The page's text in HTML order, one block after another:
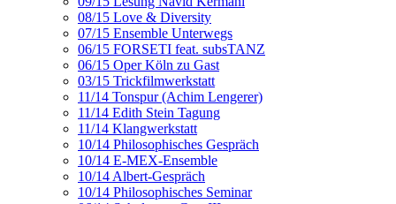
08/15 Love & Diversity
07/15 Ensemble Unterwegs
06/15 FORSETI feat. subsTANZ
06/15 Oper Köln zu Gast
03/15 Trickfilmwerkstatt
11/14 Tonspur (Achim Lengerer)
11/14 Edith Stein Tagung
11/14 Klangwerkstatt
10/14 Philosophisches Gespräch
10/14 E-MEX-Ensemble
10/14 Albert-Gespräch
10/14 Philosophisches Seminar